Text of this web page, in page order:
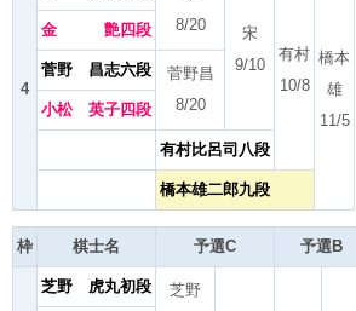
4
8/20
宋
9/10
有村
10/8
橋本
雄
11/5
金 艶四段
菅野 昌志六段
菅野昌
8/20
小松 英子四段
有村比呂司八段
橋本雄二郎九段
枠 棋士名 予選C 予選B
芝野 虎丸初段
芝野